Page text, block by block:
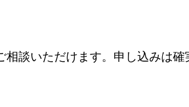
談いただけます。申し込みは確